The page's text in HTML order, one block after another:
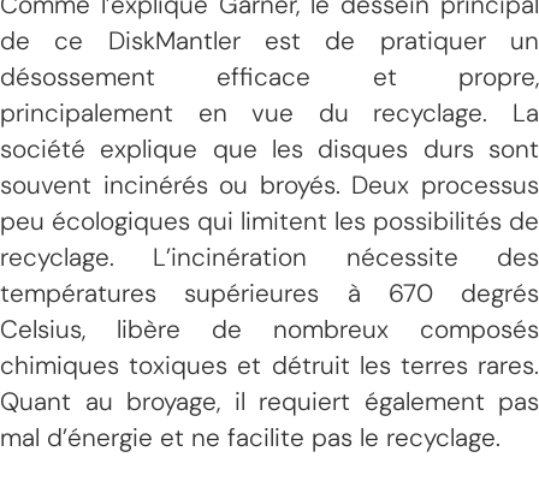
de ce DiskMantler est de pratiquer un
désossement efficace et propre,
principalement en vue du recyclage. La
société explique que les disques durs sont
souvent incinérés ou broyés. Deux processus
peu écologiques qui limitent les possibilités de
recyclage. L’incinération nécessite des
températures supérieures à 670 degrés
Celsius, libère de nombreux composés
chimiques toxiques et détruit les terres rares.
Quant au broyage, il requiert également pas
mal d’énergie et ne facilite pas le recyclage.